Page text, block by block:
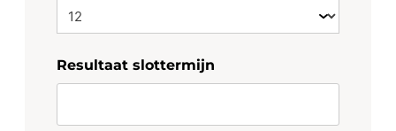
Resultaat slottermijn